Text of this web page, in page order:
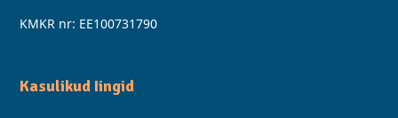
KMKR nr: EE100731790
Kasulikud Iingid